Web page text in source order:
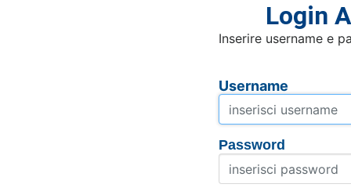
Login
Inserire username e
Username
Password